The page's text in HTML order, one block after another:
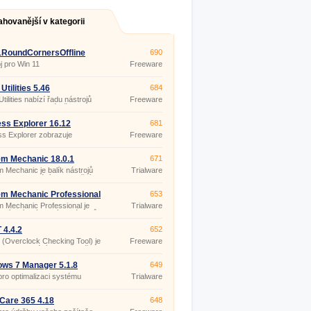
v kategorii
pro Win 11
690
Freeware
5.46
nabízí řadu nástrojů
pro opravu, údržbu
684
Freeware
Explorer 16.12
Explorer zobrazuje
681
Freeware
Mechanic 18.0.1
Mechanic je balík nástrojů
k vyhledání, odstranění a
671
Trialware
Mechanic Professional
Mechanic Professional je
balík výkonných nástrojů
PC.
653
Trialware
4.4.2
(Overclock Checking Tool) je
pro testování stability vašeho
CPU, GPU a výkonu
zdroje.
652
Freeware
účely)
7 Manager 5.1.8
optimalizaci systému
649
Trialware
365 4.18
648